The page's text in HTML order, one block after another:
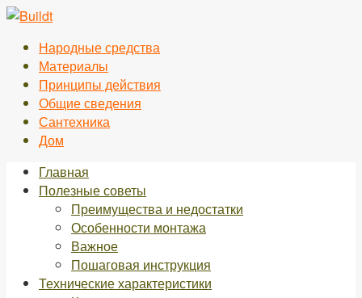
Перейти
контентуНародные средства
Материалы
Принципы действия
Общие сведения
Сантехника
Дом
Главная
Полезные советы
Преимущества и недостатки
Особенности монтажа
Важное
Пошаговая инструкция
Технические характеристики